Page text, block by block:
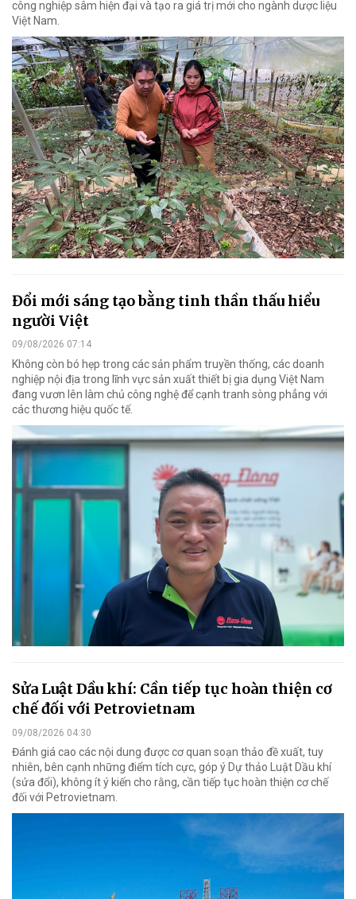
công nghiệp sâm hiện đại và tạo ra giá trị mới cho ngành dược liệu
Việt Nam.
Đổi mới sáng tạo bằng tinh thần thấu hiểu
người Việt
09/08/2026 07:14
Không còn bó hẹp trong các sản phẩm truyền thống, các doanh
nghiệp nội địa trong lĩnh vực sản xuất thiết bị gia dụng Việt Nam
đang vươn lên làm chủ công nghệ để cạnh tranh sòng phẳng với
các thương hiệu quốc tế.
Sửa Luật Dầu khí: Cần tiếp tục hoàn thiện cơ
chế đối với Petrovietnam
09/08/2026 04:30
Đánh giá cao các nội dung được cơ quan soạn thảo đề xuất, tuy
nhiên, bên cạnh những điểm tích cực, góp ý Dự thảo Luật Dầu khí
(sửa đổi), không ít ý kiến cho rằng, cần tiếp tục hoàn thiện cơ chế
đối với Petrovietnam.